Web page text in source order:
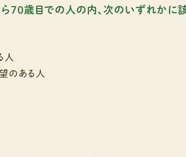
７０歳目での人の内、次のいずれか
人
のある人